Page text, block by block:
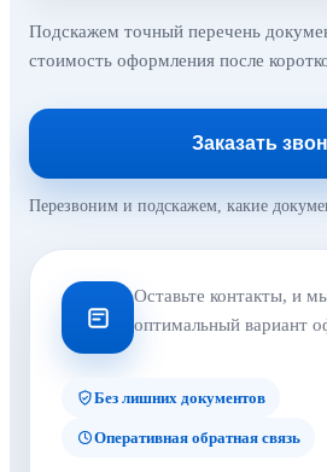
Подскажем точный перечень
стоимость оформления после
Заказать
Перезвоним и подскажем, какие
Оставьте контакты, и
оптимальный вариант
Без лишних документов
Оперативная обратная связь